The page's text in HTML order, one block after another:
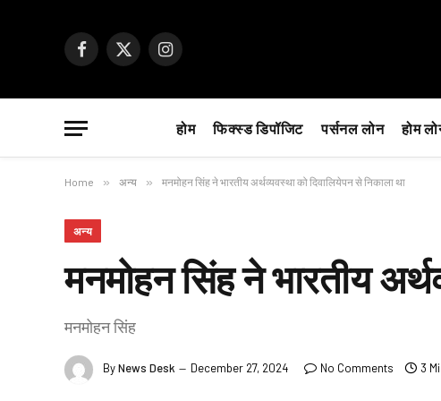
Facebook
X
Instagram
होम फिक्स्ड डिपॉजिट पर्सनल लोन होम
Home » अन्य » मनमोहन सिंह ने भारतीय अर्थव्यवस्था को दिवालियेपन से निकाला था
अन्य
मनमोहन सिंह ने भारतीय
मनमोहन सिंह
ByNews Desk December 27, 2024 No Comments 3